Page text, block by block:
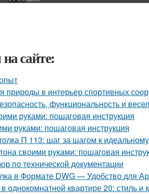
сайте:
природы в интерьер спортивных
функциональность и
руками: пошаговая инструкция
руками: пошаговая инструкция
П 113: шаг за шагом к
своими руками: пошаговая
по технической документации
в Формате DWG — Удобство для
квартире 20: стиль и